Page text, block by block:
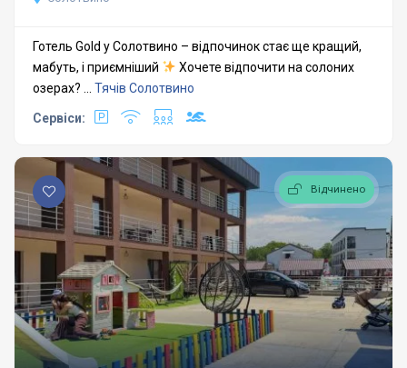
Готель Gold у Солотвино – відпочинок стає ще кращий,
мабуть, і приємніший
Хочете відпочити на солоних
озерах? ... Тячів Солотвино
Сервіси:
Відчинено